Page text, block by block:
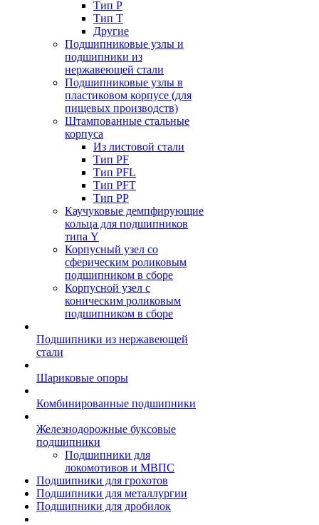
Тип P
Тип T
Другие
Подшипниковые узлы и
подшипники из
нержавеющей стали
Подшипниковые узлы в
пластиковом корпусе (для
пищевых производств)
Штампованные стальные
корпуса
Из листовой стали
Тип PF
Тип PFL
Тип PFT
Тип PP
Каучуковые демпфирующие
кольца для подшипников
типа Y
Корпусный узел со
сферическим роликовым
подшипником в сборе
Корпусной узел с
коническим роликовым
подшипником в сборе
Подшипники из нержавеющей
стали
Шариковые опоры
Комбинированные подшипники
Железнодорожные буксовые
подшипники
Подшипники для
локомотивов и МВПС
Подшипники для грохотов
Подшипники для металлургии
Подшипники для дробилок